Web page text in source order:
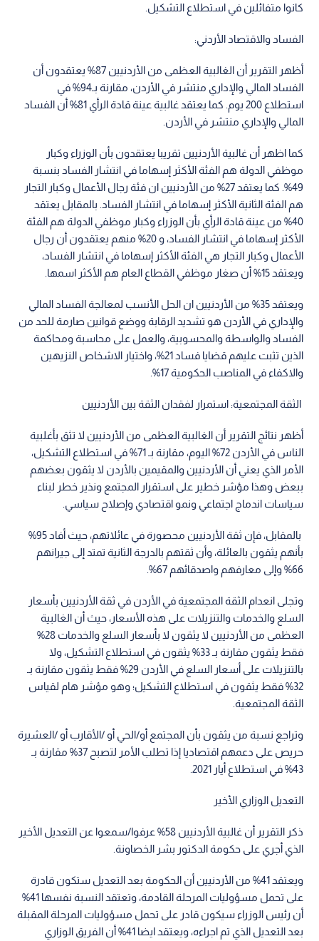
كانوا متفائلين في استطلاع التشكيل.
الفساد والاقتصاد الأردني:
أظهر التقرير أن الغالبية العظمى من الأردنيين 87% يعتقدون أن
الفساد المالي والإداري منتشر في الأردن، مقارنة بـ94% في
استطلاع 200 يوم. كما يعتقد غالبية عينة قادة الرأي 81% أن الفساد
المالي والإداري منتشر في الأردن.
كما اظهر أن غالبية الأردنيين تقريبا يعتقدون بأن الوزراء وكبار
موظفي الدولة هم الفئة الأكثر إسهاما في انتشار الفساد بنسبة
49%. كما يعتقد 27% من الأردنيين ان فئة رجال الأعمال وكبار التجار
هم الفئة الثانية الأكثر إسهاما في انتشار الفساد. بالمقابل يعتقد
40% من عينة قادة الرأي بأن الوزراء وكبار موظفي الدولة هم الفئة
الأكثر إسهاما في انتشار الفساد، و 20% منهم يعتقدون أن رجال
الأعمال وكبار التجار هي الفئة الأكثر إسهاما في انتشار الفساد،
ويعتقد 15% أن صغار موظفي القطاع العام هم الأكثر اسمها.
ويعتقد 35% من الأردنيين ان الحل الأنسب لمعالجة الفساد المالي
والإداري في الأردن هو تشديد الرقابة ووضع قوانين صارمة للحد من
الفساد والواسطة والمحسوبية، والعمل على محاسبة ومحاكمة
الذين تثبت عليهم قضايا فساد 21%، واختيار الاشخاص النزيهين
والاكفاء في المناصب الحكومية 17%.
الثقة المجتمعية: استمرار لفقدان الثقة بين الأردنيين
أظهر نتائج التقرير أن الغالبية العظمى من الأردنيين لا تثق بأغلبية
الناس في الأردن 72% اليوم، مقارنة بـ 71% في استطلاع التشكيل،
الأمر الذي يعني أن الأردنيين والمقيمين بالأردن لا يثقون بعضهم
ببعض وهذا مؤشر خطير على استقرار المجتمع ونذير خطر لبناء
سياسات اندماج اجتماعي ونمو اقتصادي وإصلاح سياسي.
بالمقابل، فإن ثقة الأردنيين محصورة في عائلاتهم، حيث أفاد 95%
بأنهم يثقون بالعائلة، وأن ثقتهم بالدرجة الثانية تمتد إلى جيرانهم
66% وإلى معارفهم واصدقائهم 67%.
وتجلى انعدام الثقة المجتمعية في الأردن في ثقة الأردنيين بأسعار
السلع والخدمات والتنزيلات على هذه الأسعار، حيث أن الغالبية
العظمى من الأردنيين لا يثقون لا بأسعار السلع والخدمات 28%
فقط يثقون مقارنة بـ 33% يثقون في استطلاع التشكيل، ولا
بالتنزيلات على أسعار السلع في الأردن 29% فقط يثقون مقارنة بـ
32% فقط يثقون في استطلاع التشكيل؛ وهو مؤشر هام لقياس
الثقة المجتمعية.
وتراجع نسبة من يثقون بأن المجتمع أو/الحي أو /الأقارب أو /العشيرة
حريص على دعمهم اقتصاديا إذا تطلب الأمر لتصبح 37% مقارنة بـ
43% في استطلاع أيار 2021.
التعديل الوزاري الأخير
ذكر التقرير أن غالبية الأردنيين 58% عرفوا/سمعوا عن التعديل الأخير
الذي أجري على حكومة الدكتور بشر الخصاونة.
ويعتقد 41% من الأردنيين أن الحكومة بعد التعديل ستكون قادرة
على تحمل مسؤوليات المرحلة القادمة، وتعتقد النسبة نفسها 41%
أن رئيس الوزراء سيكون قادر على تحمل مسؤوليات المرحلة المقبلة
بعد التعديل الذي تم اجراءه، ويعتقد ايضا 41% أن الفريق الوزاري